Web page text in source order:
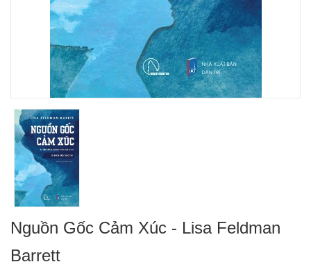
Nguồn Gốc Cảm Xúc - Lisa Feldman
Barrett